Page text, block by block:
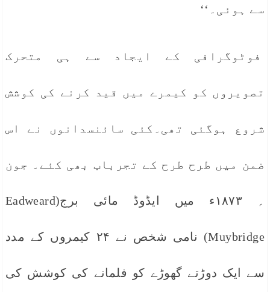
سے ہوئی۔‘‘
فوٹوگرافی کے ایجاد سے ہی متحرک
تصویروں کو کیمرے میں قید کرنے کی کوشش
شروع ہوگئی تھی۔کئی سائنسدانوں نے اس
ضمن میں طرح طرح کے تجرباب بھی کئے۔ جون
؍ ۱۸۷۳ء میں ایڈوڈ مائی برج(Eadweard
Muybridge) نامی شخص نے ۲۴ کیمروں کے مدد
سے ایک دوڑتے گھوڑے کو فلمانے کی کوشش کی